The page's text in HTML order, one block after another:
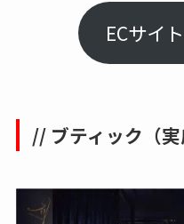
ECサイ
// ブティック（実